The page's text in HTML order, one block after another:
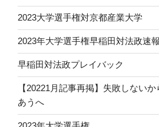
2023大学選手権対京都産業大学
2023年大学選手権早稲田対法政速報
早稲田対法政プレイバック
【20221月記事再掲】失敗しない
あうへ